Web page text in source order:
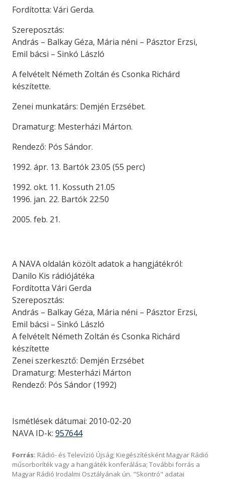
Fordította: Vári Gerda.
Szereposztás:
András – Balkay Géza, Mária néni – Pásztor Erzsi,
Emil bácsi – Sinkó László
A felvételt Németh Zoltán és Csonka Richárd
készítette.
Zenei munkatárs: Demjén Erzsébet.
Dramaturg: Mesterházi Márton.
Rendező: Pós Sándor.
1992. ápr. 13. Bartók 23.05 (55 perc)
1992. okt. 11. Kossuth 21.05
1996. jan. 22. Bartók 22:50
2005. feb. 21.
A NAVA oldalán közölt adatok a hangjátékról:
Danilo Kis rádiójátéka
Fordította Vári Gerda
Szereposztás:
András – Balkay Géza, Mária néni – Pásztor Erzsi,
Emil bácsi – Sinkó László
A felvételt Németh Zoltán és Csonka Richárd
készítette
Zenei szerkesztő: Demjén Erzsébet
Dramaturg: Mesterházi Márton
Rendező: Pós Sándor (1992)
Ismétlések dátumai: 2010-02-20
NAVA ID-k: 957644
Forrás: Rádió- és Televízió Újság; Kiegészítésként Magyar Rádió
műsorboríték vagy a hangjáték konferálása; További forrás a
Magyar Rádió Irodalmi Osztályának ún. "Skontró" adatai